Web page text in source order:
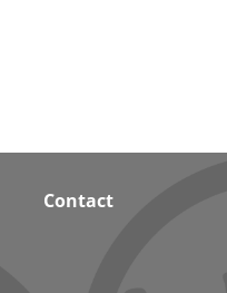
Contact